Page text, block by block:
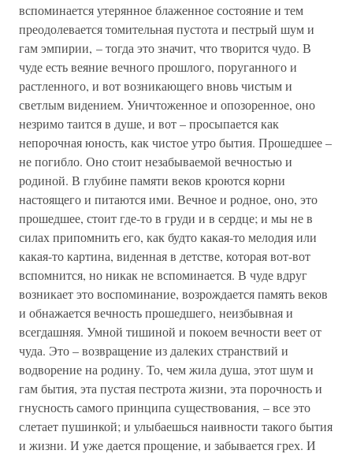
вспоминается утерянное блаженное состояние и тем
преодолевается томительная пустота и пестрый шум и
гам эмпирии, – тогда это значит, что творится чудо. В
чуде есть веяние вечного прошлого, поруганного и
растленного, и вот возникающего вновь чистым и
светлым видением. Уничтоженное и опозоренное, оно
незримо таится в душе, и вот – просыпается как
непорочная юность, как чистое утро бытия. Прошедшее –
не погибло. Оно стоит незабываемой вечностью и
родиной. В глубине памяти веков кроются корни
настоящего и питаются ими. Вечное и родное, оно, это
прошедшее, стоит где-то в груди и в сердце; и мы не в
силах припомнить его, как будто какая-то мелодия или
какая-то картина, виденная в детстве, которая вот-вот
вспомнится, но никак не вспоминается. В чуде вдруг
возникает это воспоминание, возрождается память веков
и обнажается вечность прошедшего, неизбывная и
всегдашняя. Умной тишиной и покоем вечности веет от
чуда. Это – возвращение из далеких странствий и
водворение на родину. То, чем жила душа, этот шум и
гам бытия, эта пустая пестрота жизни, эта порочность и
гнусность самого принципа существования, – все это
слетает пушинкой; и улыбаешься наивности такого бытия
и жизни. И уже дается прощение, и забывается грех. И